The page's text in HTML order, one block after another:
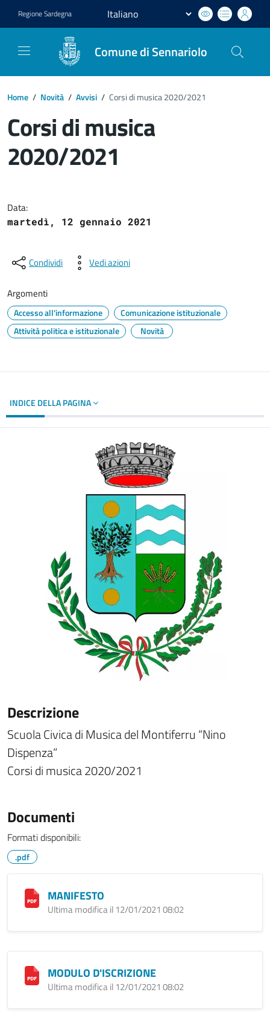
RegioneSardegna
Comune di Sennariolo
Home / Novità / Avvisi / Corsi di musica 2020/2021
Corsi di musica
2020/2021
Data:
martedì, 12 gennaio 2021
Condividi Vedi azioni
Argomenti
Accesso all'informazione
Comunicazione istituzionale
Attività politica e istituzionale
Novità
INDICE DELLA PAGINA
Descrizione
Scuola Civica di Musica del Montiferru “Nino
Dispenza”
Corsi di musica 2020/2021
Documenti
Formati disponibili:
.pdf
MANIFESTO
Ultima modifica il 12/01/2021 08:02
MODULO D'ISCRIZIONE
Ultima modifica il 12/01/2021 08:02